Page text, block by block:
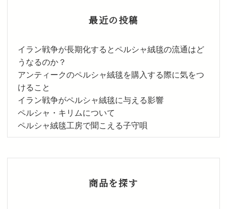
最近の投稿
イラン戦争が長期化するとペルシャ絨毯の流通はど
うなるのか？
アンティークのペルシャ絨毯を購入する際に気をつ
けること
イラン戦争がペルシャ絨毯に与える影響
ペルシャ・キリムについて
ペルシャ絨毯工房で聞こえる子守唄
商品を探す